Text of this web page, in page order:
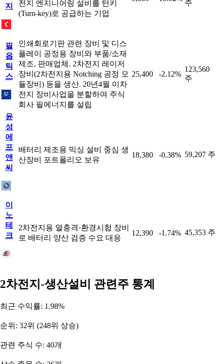
지
전지 엔지니어링 설비를 턴키
(Turn-key)로 공급하는 기업
주
필
옵
틱
스
인쇄회로기판 관련 장비 및 디스
플레이 공정용 장비와 부품/소재
제조, 판매업체. 2차전지 레이저
장비(2차전지용 Notching 공정 모
듈장비) 등을 생산. 20년4월 이차
전지 장비사업을 분할하여 주식
회사 필에너지를 설립
25,400 -2.12%
123,560
주
윤
성
에
프
앤
씨
배터리 제조용 믹싱 설비 중심 생
산장비 포트폴리오 보유
18,380 -0.38% 59,207 주
이
노
테
크
2차전지용 열충격·환경시험 장비
로 배터리 양산 검증 수요 대응
12,390 -1.74% 45,353 주
2차전지-생산설비 관련주 통계
최근 수익률: 1.98%
순위: 32위 (248위 상승)
관련 주식 수: 40개